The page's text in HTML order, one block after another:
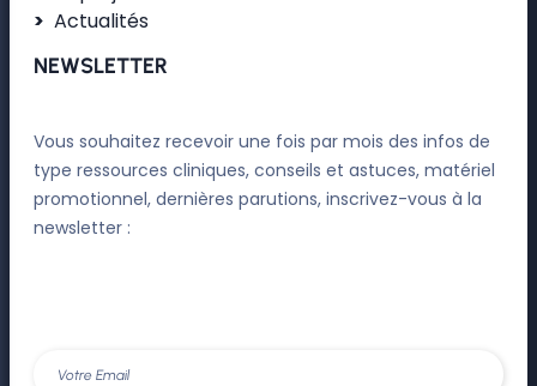
Actualités
NEWSLETTER
Vous souhaitez recevoir une fois par mois des infos de
type ressources cliniques, conseils et astuces, matériel
promotionnel, dernières parutions, inscrivez-vous à la
newsletter :